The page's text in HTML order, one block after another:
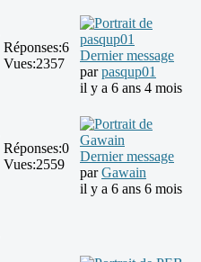
Réponses:6
Vues:2357
Dernier message
parpasqup01
il y a 6 ans 4 mois
Réponses:0
Vues:2559
Dernier message
parGawain
il y a 6 ans 6 mois